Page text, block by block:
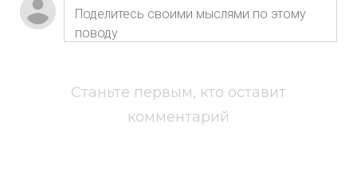
Станьте первым, кто оставит
комментарий